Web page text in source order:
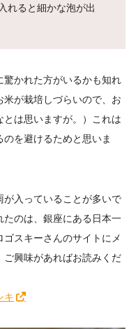
れると細かな泡が出
驚かれた方がいるかも知れ
が栽培しづらいので、お
は思いますが。）これは
を避けるためと思いま
が入っていることが多いで
のは、銀座にある日本一
スキーさんのサイトにメ
興味があればお読みくだ
キ